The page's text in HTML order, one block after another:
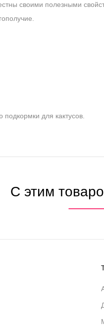
своими полезными
для кактусов.
С этим